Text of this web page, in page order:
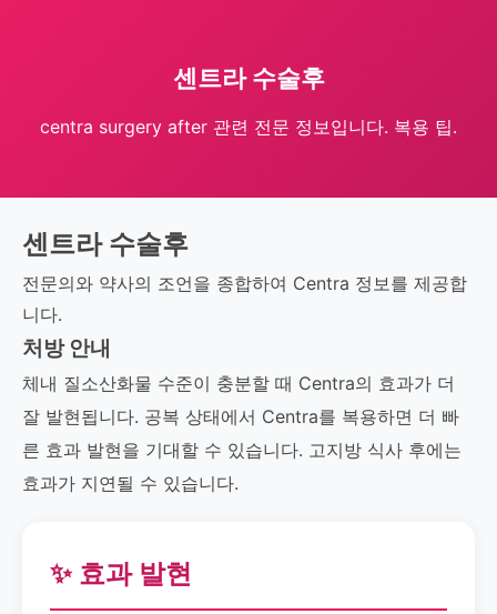
센트라 수술후
centra surgery after 관련 전문 정보입니다. 복용 팁.
센트라 수술후
전문의와 약사의 조언을 종합하여 Centra 정보를 제공합
니다.
처방 안내
체내 질소산화물 수준이 충분할 때 Centra의 효과가 더
잘 발현됩니다. 공복 상태에서 Centra를 복용하면 더 빠
른 효과 발현을 기대할 수 있습니다. 고지방 식사 후에는
효과가 지연될 수 있습니다.
✨ 효과 발현